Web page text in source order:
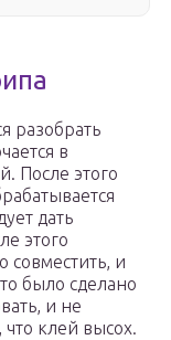
разобрать
в
После этого
дать
этого
совместить, и
было сделано
и не
что клей высох.